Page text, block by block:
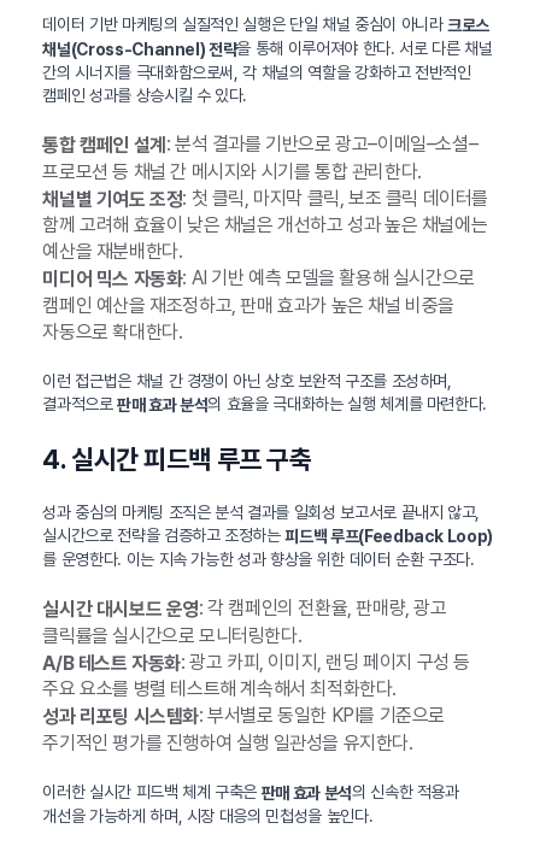
데이터 기반 마케팅의 실질적인 실행은 단일 채널 중심이 아니라크로스
채널(Cross-Channel) 전략을 통해 이루어져야 한다. 서로 다른 채널
간의 시너지를 극대화함으로써, 각 채널의 역할을 강화하고 전반적인
캠페인 성과를 상승시킬 수 있다.
통합 캠페인 설계 : 분석 결과를 기반으로 광고–이메일–소셜–
프로모션 등 채널 간 메시지와 시기를 통합 관리한다.
채널별 기여도 조정: 첫 클릭, 마지막 클릭, 보조 클릭 데이터를
함께 고려해 효율이 낮은 채널은 개선하고 성과 높은 채널에는
예산을 재분배한다.
미디어 믹스 자동화: AI 기반 예측 모델을 활용해 실시간으로
캠페인 예산을 재조정하고, 판매 효과가 높은 채널 비중을
자동으로 확대한다.
이런 접근법은 채널 간 경쟁이 아닌 상호 보완적 구조를 조성하며,
결과적으로판매 효과 분석의 효율을 극대화하는 실행 체계를 마련한다.
4. 실시간 피드백 루프 구축
성과 중심의 마케팅 조직은 분석 결과를 일회성 보고서로 끝내지 않고,
실시간으로 전략을 검증하고 조정하는피드백 루프(Feedback Loop)
를 운영한다. 이는 지속 가능한 성과 향상을 위한 데이터 순환 구조다.
실시간 대시보드 운영: 각 캠페인의 전환율, 판매량, 광고
클릭률을 실시간으로 모니터링한다.
A/B 테스트 자동화: 광고 카피, 이미지, 랜딩 페이지 구성 등
주요 요소를 병렬 테스트해 계속해서 최적화한다.
성과 리포팅 시스템화: 부서별로 동일한 KPI를 기준으로
주기적인 평가를 진행하여 실행 일관성을 유지한다.
이러한 실시간 피드백 체계 구축은 판매 효과 분석의 신속한 적용과
개선을 가능하게 하며, 시장 대응의 민첩성을 높인다.